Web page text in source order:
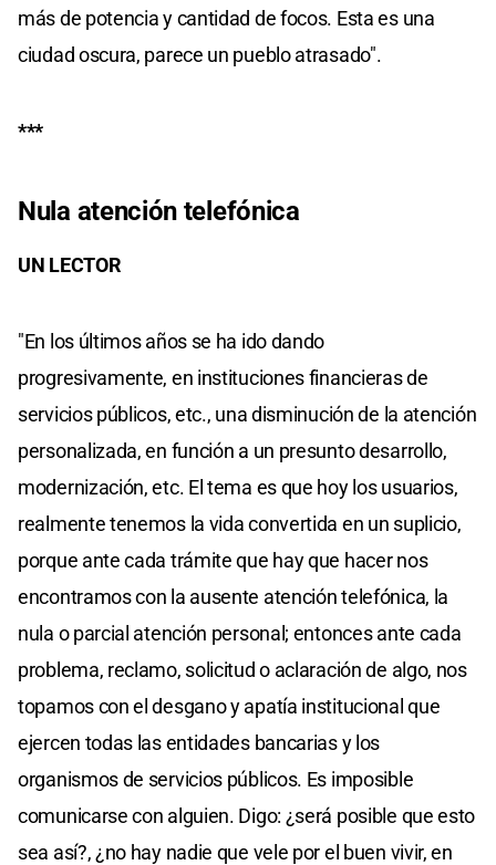
más de potencia y cantidad de focos. Esta es una
ciudad oscura, parece un pueblo atrasado".
***
Nula atención telefónica
UN LECTOR
"En los últimos años se ha ido dando
progresivamente, en instituciones financieras de
servicios públicos, etc., una disminución de la atención
personalizada, en función a un presunto desarrollo,
modernización, etc. El tema es que hoy los usuarios,
realmente tenemos la vida convertida en un suplicio,
porque ante cada trámite que hay que hacer nos
encontramos con la ausente atención telefónica, la
nula o parcial atención personal; entonces ante cada
problema, reclamo, solicitud o aclaración de algo, nos
topamos con el desgano y apatía institucional que
ejercen todas las entidades bancarias y los
organismos de servicios públicos. Es imposible
comunicarse con alguien. Digo: ¿será posible que esto
sea así?, ¿no hay nadie que vele por el buen vivir, en